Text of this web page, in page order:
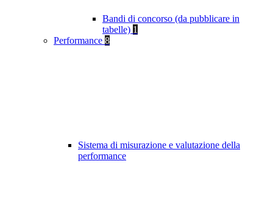
Bandi di concorso (da pubblicare in
tabelle) 1
Performance 8
Sistema di misurazione e valutazione della
performance